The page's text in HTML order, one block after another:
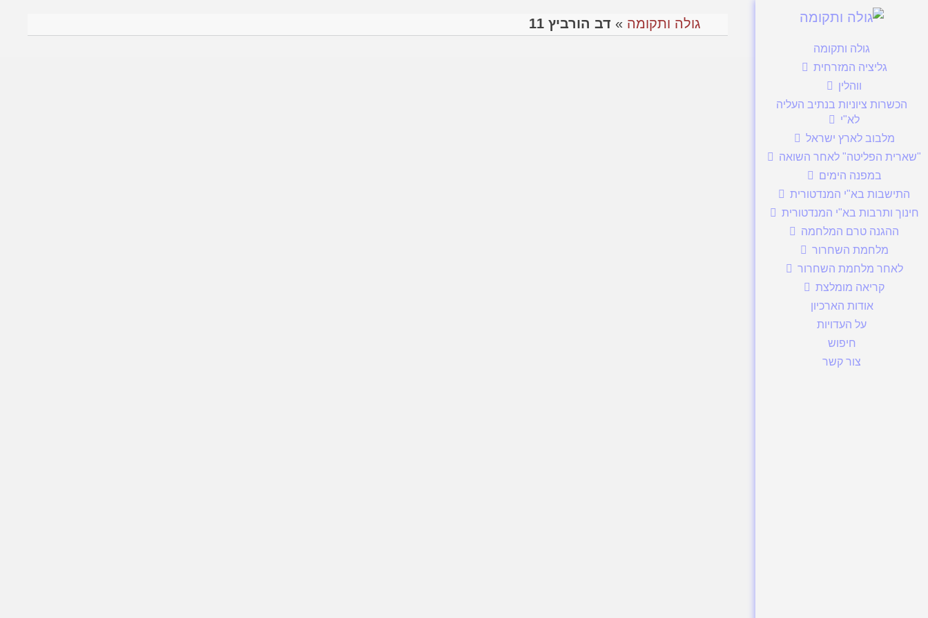
גולה ותקומה
גליציה המזרחית
ווהלין
הכשרות ציוניות בנתיב העליה
לא"י
מלבוב לארץ ישראל
"שארית הפליטה" לאחר השואה
במפנה הימים
התישבות בא"י המנדטורית
חינוך ותרבות בא"י המנדטורית
ההגנה טרם המלחמה
מלחמת השחרור
לאחר מלחמת השחרור
קריאה מומלצת
אודות הארכיון
על העדויות
חיפוש
צור קשר
גולה ותקומה » דב הורביץ 11